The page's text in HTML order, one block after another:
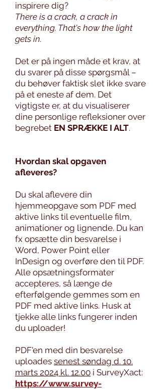
inspirere dig?
There is a crack, a crack in
everything. That's how the light
gets in.
Det er på ingen måde et krav, at
du svarer på disse spørgsmål –
du behøver faktisk slet ikke svare
på et eneste af dem. Det
vigtigste er, at du visualiserer
dine personlige refleksioner over
begrebet EN SPRÆKKE I ALT.
Hvordan skal opgaven
afleveres?
Du skal aflevere din
hjemmeopgave som PDF med
aktive links til eventuelle film,
animationer og lignende. Du kan
fx opsætte din besvarelse i
Word, Power Point eller
InDesign og overføre den til PDF.
Alle opsætningsformater
accepteres, så længe de
efterfølgende gemmes som en
PDF med aktive links. Husk at
tjekke alle links fungerer inden
du uploader!
PDF'en med din besvarelse
uploades senest søndag d. 10.
marts 2024 kl. 12.00 i SurveyXact:
https://www.survey-